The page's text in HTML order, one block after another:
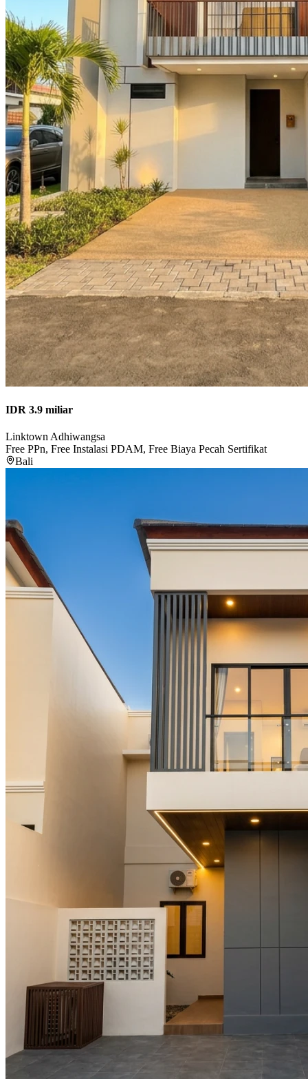
IDR 3.9 miliar
Linktown Adhiwangsa
Free PPn, Free Instalasi PDAM, Free Biaya Pecah Sertifikat
Bali